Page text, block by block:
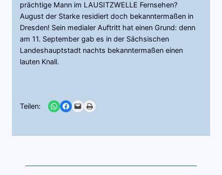
prächtige Mann im LAUSITZWELLE Fernsehen?
August der Starke residiert doch bekanntermaßen in
Dresden! Sein medialer Auftritt hat einen Grund: denn
am 11. September gab es in der Sächsischen
Landeshauptstadt nachts bekanntermaßen einen
lauten Knall.
Teilen: Share on WhatsApp
Share on Facebook
Email this PagePrint this Page